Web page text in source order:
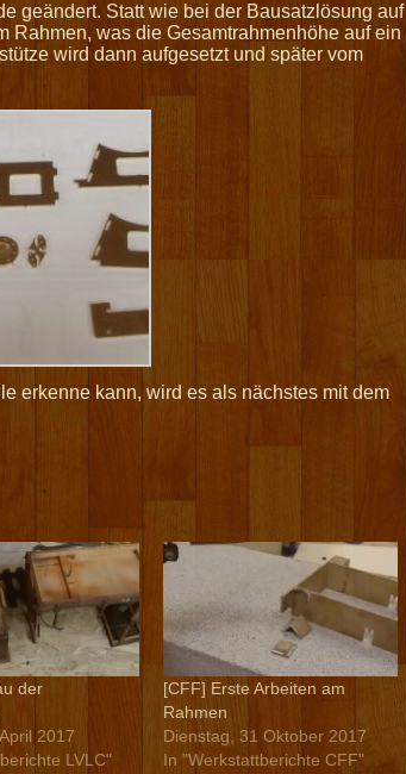
geändert. Statt wie bei der Bausatzlösung auf
Rahmen, was die Gesamtrahmenhöhe auf ein
wird dann aufgesetzt und später vom
erkenne kann, wird es als nächstes mit dem
der
2017
LVLC"
[CFF] Erste Arbeiten am
Rahmen
Dienstag, 31 Oktober 2017
In "Werkstattberichte CFF"